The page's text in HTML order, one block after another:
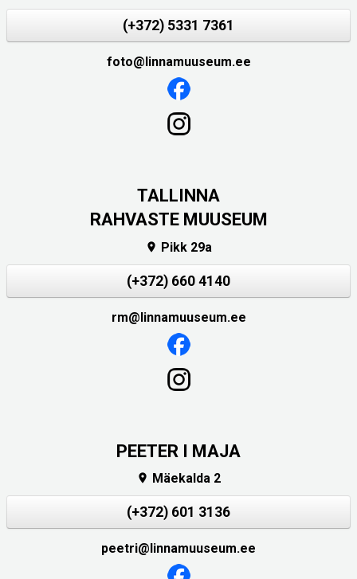
(+372) 5331 7361
foto@linnamuuseum.ee
TALLINNA
RAHVASTE MUUSEUM
 Pikk 29a
(+372) 660 4140
rm@linnamuuseum.ee
PEETER I MAJA
 Mäekalda 2
(+372) 601 3136
peetri@linnamuuseum.ee